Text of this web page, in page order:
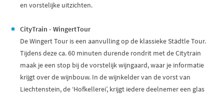
en vorstelijke uitzichten.
CityTrain - WingertTour
De Wingert Tour is een aanvulling op de klassieke Städtle Tour.
Tijdens deze ca. 60 minuten durende rondrit met de Citytrain
maak je een stop bij de vorstelijk wijngaard, waar je informatie
krijgt over de wijnbouw. In de wijnkelder van de vorst van
Liechtenstein, de ‘Hofkellerei’, krijgt iedere deelnemer een glas